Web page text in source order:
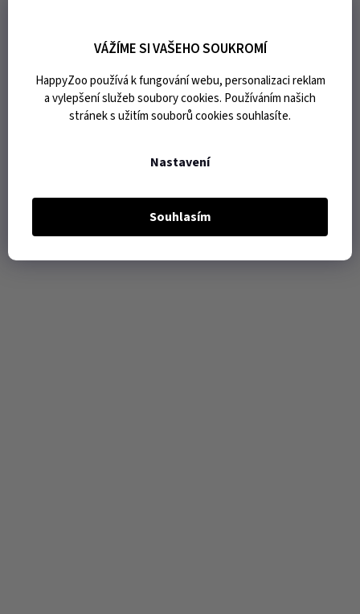
VÁŽÍME SI VAŠEHO SOUKROMÍ
HappyZoo používá k fungování webu, personalizaci reklam
a vylepšení služeb soubory cookies. Používáním našich
stránek s užitím souborů cookies souhlasíte.
Nastavení
Souhlasím